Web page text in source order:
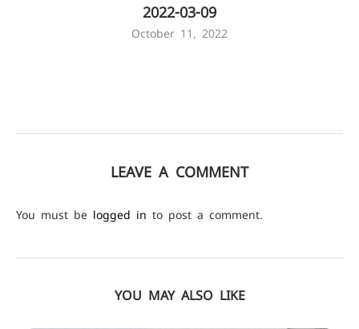
2022-03-09
October 11, 2022
LEAVE A COMMENT
You must be logged in to post a comment.
YOU MAY ALSO LIKE